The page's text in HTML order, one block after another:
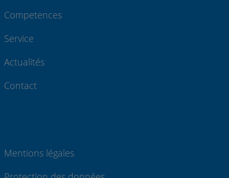
Competences
Service
Actualités
Contact
Mentions légales